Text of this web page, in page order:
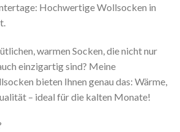
Hochwertige Wollsocken in
warmen Socken, die nicht nur
einzigartig sind? Meine
bieten Ihnen genau das: Wärme,
– ideal für die kalten Monate!